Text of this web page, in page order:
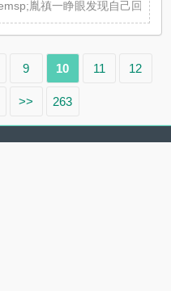
胤禛一睁眼发现自己回到
9 10 11 12
>> 263